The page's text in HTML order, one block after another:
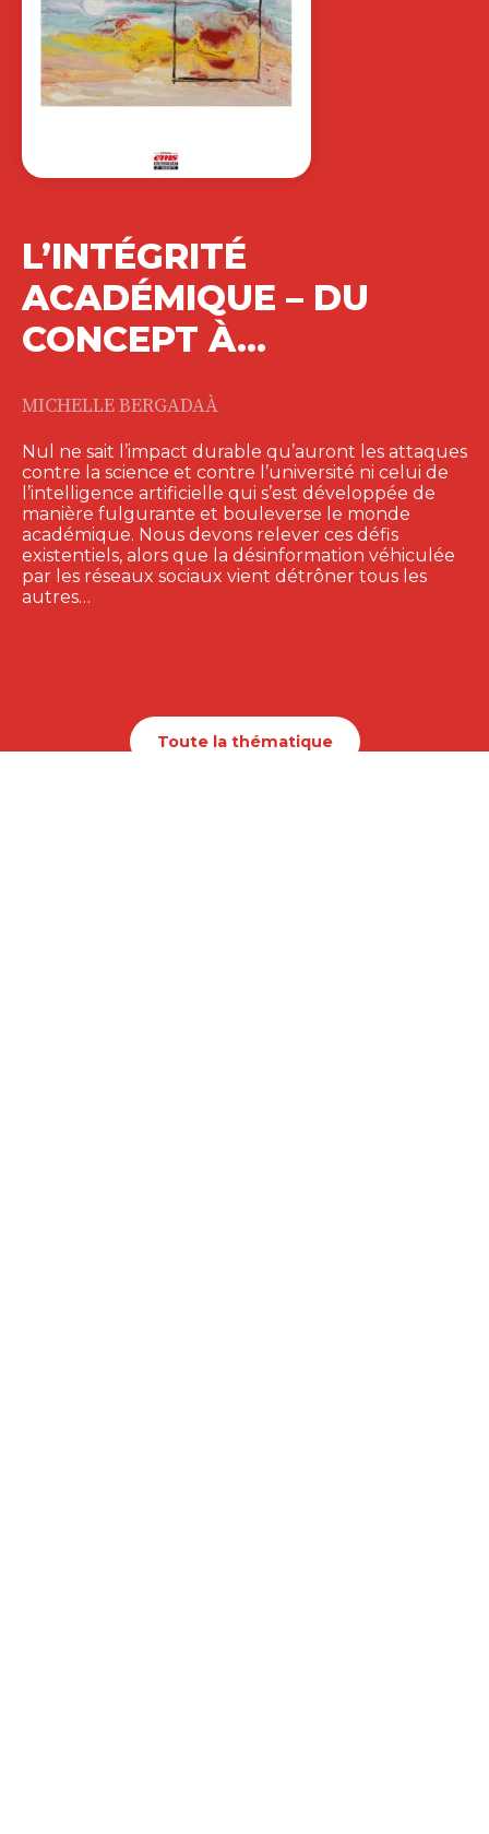
L’INTÉGRITÉ
ACADÉMIQUE – DU
CONCEPT À…
MICHELLE BERGADAÀ
Nul ne sait l’impact durable qu’auront les attaques
contre la science et contre l’université ni celui de
l’intelligence artificielle qui s’est développée de
manière fulgurante et bouleverse le monde
académique. Nous devons relever ces défis
existentiels, alors que la désinformation véhiculée
par les réseaux sociaux vient détrôner tous les
autres…
Toute la thématique